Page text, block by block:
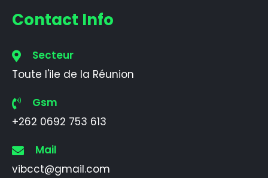
Contact Info
Secteur
Toute l'ile de la Réunion
Gsm
+262 0692 753 613
Mail
vibcct@gmail.com